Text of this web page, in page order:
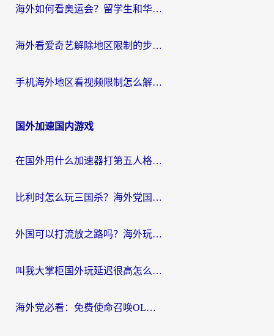
海外如何看奥运会？留学生和华人必藏的体育赛事观看终极指南
海外看爱奇艺解除地区限制的步骤与注意事项详解：留学生必看的无卡顿追剧指南
手机海外地区看视频限制怎么解决？海外党追剧看片的实用指南
国外加速国内游戏
在国外用什么加速器打第五人格？留学生亲测：这6个功能才是关键！
比利时怎么玩三国杀？海外党国服游戏加速器终极指南（附问道CODOL优化方案）
外国可以打流放之路吗？海外玩家国服游戏畅玩终极指南（附实测推荐）
叫我大掌柜国外玩延迟很高怎么办？海外党亲测的国服游戏加速全攻略
海外党必看：免费使命召唤OL加速器怎么选？3个国服游戏加速痛点一次性解决